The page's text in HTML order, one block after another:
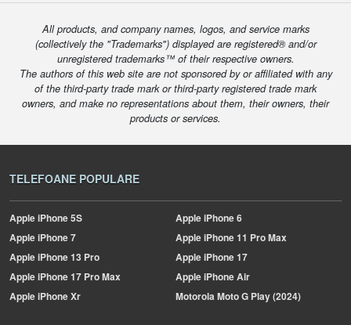
All products, and company names, logos, and service marks
(collectively the "Trademarks") displayed are registered® and/or
unregistered trademarks™ of their respective owners.
The authors of this web site are not sponsored by or affiliated with any
of the third-party trade mark or third-party registered trade mark
owners, and make no representations about them, their owners, their
products or services.
TELEFOANE POPULARE
AppleiPhone 5S AppleiPhone 6
AppleiPhone 7 AppleiPhone 11 Pro Max
AppleiPhone 13 Pro AppleiPhone 17
AppleiPhone 17 Pro Max AppleiPhone Air
AppleiPhone Xr MotorolaMoto G Play (2024)